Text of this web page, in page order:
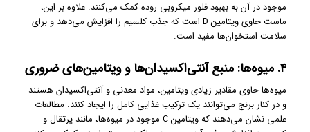
موجود در آن به بهبود فلور میکروبی روده کمک می‌کنند. علاوه بر این،
ماست حاوی ویتامین D است که جذب کلسیم را افزایش می‌دهد و برای
سلامت استخوان‌ها مفید است.
۴. میوه‌ها: منبع آنتی‌اکسیدان‌ها و ویتامین‌های ضروری
میوه‌ها حاوی مقادیر زیادی ویتامین، مواد معدنی و آنتی‌اکسیدان هستند
و در کنار برنج می‌توانند یک ترکیب غذایی کامل را ایجاد کنند. مطالعات
علمی نشان می‌دهند که ویتامین C موجود در میوه‌ها، مانند پرتقال و